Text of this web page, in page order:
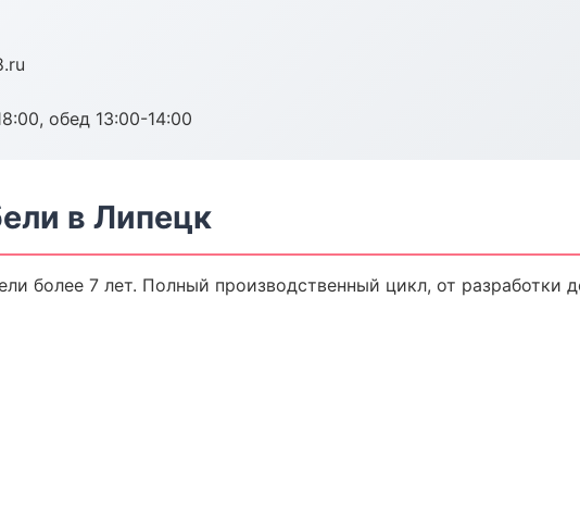
обед 13:00-14:00
в Липецк
более 7 лет. Полный производственный цикл, от разработки